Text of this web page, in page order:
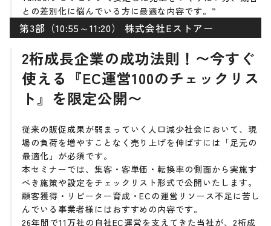
との差別化に悩んでいる方に最適な内容です。”
第3部（10:55～11:20） 株式会社Eストアー
2桁成長企業の成功法則！〜今すぐ
使える『EC運営100のチェックリス
ト』を限定公開〜
従来の販促成果が弱まっていく人口減少社会において、現
場の負荷を増やすことなく売り上げを伸ばすには「足元の
最適化」が必須です。
本セミナーでは、集客・客単価・転換率の側面から実施す
べき施策や設定をチェックリスト形式で公開いたします。
顧客獲得・リピーター育成・ECの運営リソース不足に苦し
んでいる事業者様にはおすすめの内容です。
26年間で11万社の自社EC運営を支えてきた当社が、2桁成